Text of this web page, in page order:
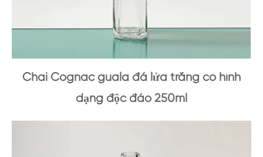
Chai Cognac guala đá lửa trắng có hình
dạng độc đáo 250ml